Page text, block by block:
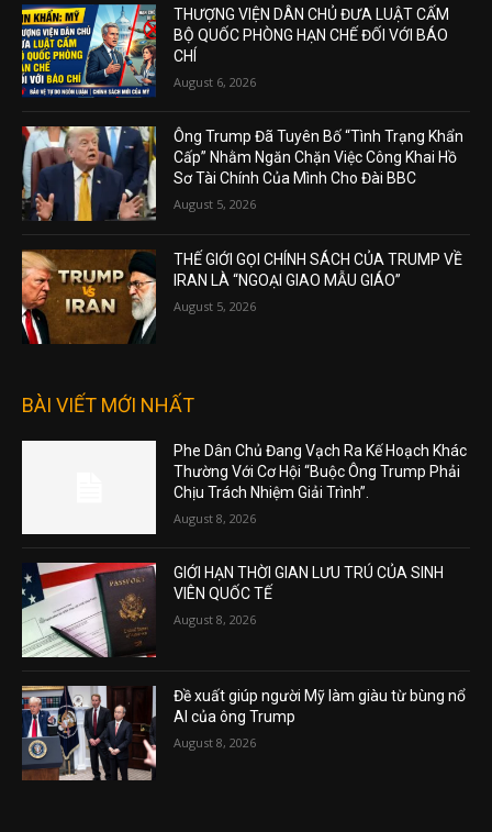
THƯỢNG VIỆN DÂN CHỦ ĐƯA LUẬT CẤM
BỘ QUỐC PHÒNG HẠN CHẾ ĐỐI VỚI BÁO
CHÍ
August 6, 2026
Ông Trump Đã Tuyên Bố “Tình Trạng Khẩn
Cấp” Nhằm Ngăn Chặn Việc Công Khai Hồ
Sơ Tài Chính Của Mình Cho Đài BBC
August 5, 2026
THẾ GIỚI GỌI CHÍNH SÁCH CỦA TRUMP VỀ
IRAN LÀ “NGOẠI GIAO MẪU GIÁO”
August 5, 2026
BÀI VIẾT MỚI NHẤT
Phe Dân Chủ Đang Vạch Ra Kế Hoạch Khác
Thường Với Cơ Hội “Buộc Ông Trump Phải
Chịu Trách Nhiệm Giải Trình”.
August 8, 2026
GIỚI HẠN THỜI GIAN LƯU TRÚ CỦA SINH
VIÊN QUỐC TẾ
August 8, 2026
Đề xuất giúp người Mỹ làm giàu từ bùng nổ
AI của ông Trump
August 8, 2026